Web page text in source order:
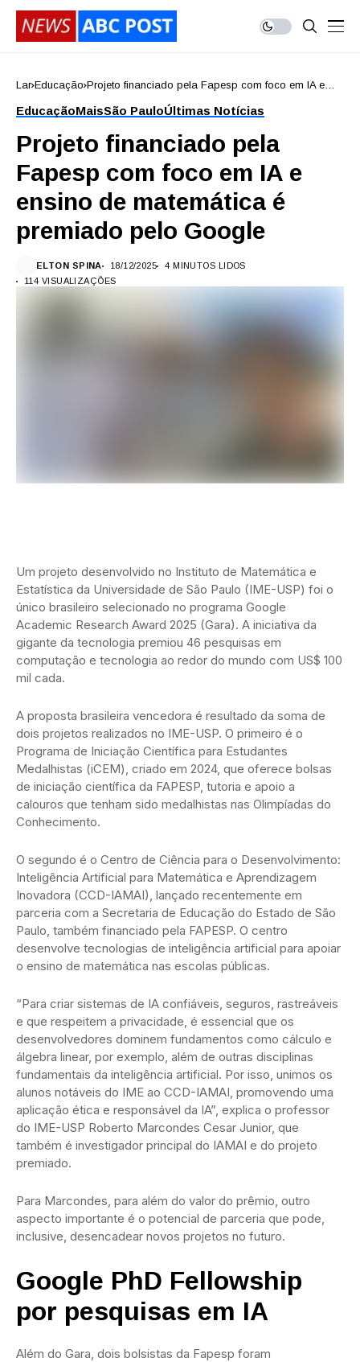
Lar Educação Projeto financiado pela Fapesp com foco em IA e
EducaçãoMaisSão PauloÚltimas Notícias
Projeto financiado pela
Fapesp com foco em IA e
ensino de matemática é
premiado pelo Google
ELTON SPINA 18/12/2025
4 MINUTOS LIDOS
114 VISUALIZAÇÕES
Um projeto desenvolvido no Instituto de Matemática e
Estatística da Universidade de São Paulo (IME-USP) foi o
único brasileiro selecionado no programa Google
Academic Research Award 2025 (Gara). A iniciativa da
gigante da tecnologia premiou 46 pesquisas em
computação e tecnologia ao redor do mundo com US$ 100
mil cada.
A proposta brasileira vencedora é resultado da soma de
dois projetos realizados no IME-USP. O primeiro é o
Programa de Iniciação Científica para Estudantes
Medalhistas (iCEM), criado em 2024, que oferece bolsas
de iniciação científica da FAPESP, tutoria e apoio a
calouros que tenham sido medalhistas nas Olimpíadas do
Conhecimento.
O segundo é o Centro de Ciência para o Desenvolvimento:
Inteligência Artificial para Matemática e Aprendizagem
Inovadora (CCD-IAMAI), lançado recentemente em
parceria com a Secretaria de Educação do Estado de São
Paulo, também financiado pela FAPESP. O centro
desenvolve tecnologias de inteligência artificial para apoiar
o ensino de matemática nas escolas públicas.
“Para criar sistemas de IA confiáveis, seguros, rastreáveis
e que respeitem a privacidade, é essencial que os
desenvolvedores dominem fundamentos como cálculo e
álgebra linear, por exemplo, além de outras disciplinas
fundamentais da inteligência artificial. Por isso, unimos os
alunos notáveis do IME ao CCD-IAMAI, promovendo uma
aplicação ética e responsável da IA”, explica o professor
do IME-USP Roberto Marcondes Cesar Junior, que
também é investigador principal do IAMAI e do projeto
premiado.
Para Marcondes, para além do valor do prêmio, outro
aspecto importante é o potencial de parceria que pode,
inclusive, desencadear novos projetos no futuro.
Google PhD Fellowship
por pesquisas em IA
Além do Gara, dois bolsistas da Fapesp foram